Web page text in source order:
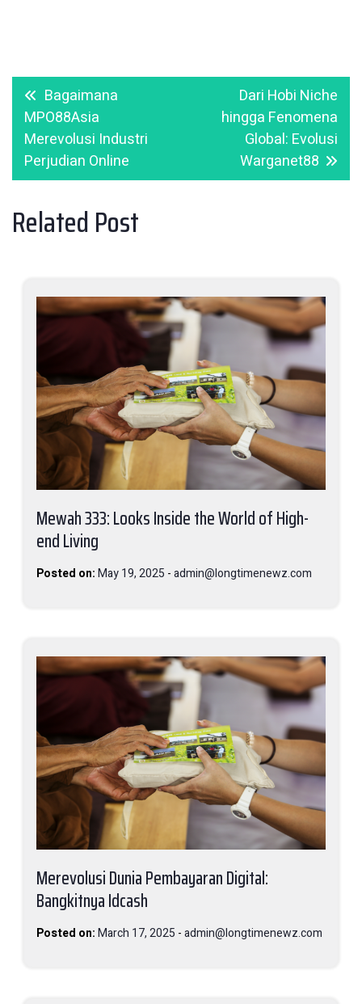
Post
navigation
Bagaimana
MPO88Asia
Merevolusi Industri
Perjudian Online
Dari Hobi Niche
hingga Fenomena
Global: Evolusi
Warganet88
Related Post
Mewah 333: Looks Inside the World of High-
end Living
Posted on:May 19, 2025 -admin@longtimenewz.com
Merevolusi Dunia Pembayaran Digital:
Bangkitnya Idcash
Posted on:March 17, 2025 -admin@longtimenewz.com